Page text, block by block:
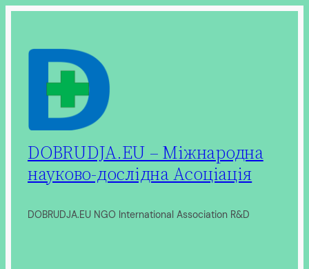
вмісту
DOBRUDJA.EU – Міжнародна
науково-дослідна Асоціація
DOBRUDJA.EU NGO International Association R&D